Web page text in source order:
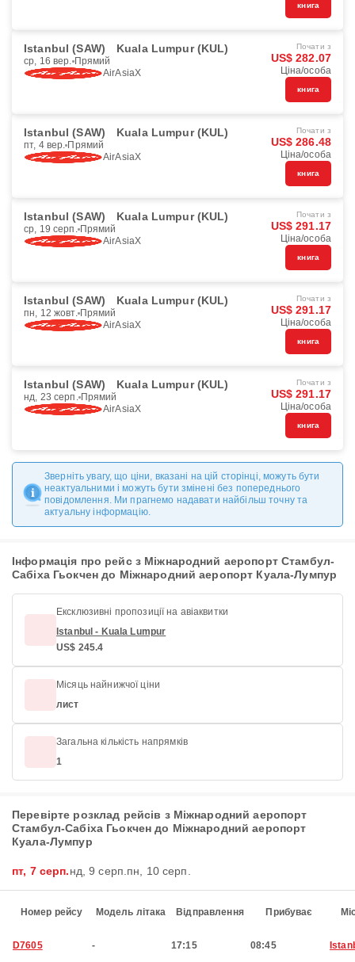
книга
Istanbul (SAW) Kuala Lumpur (KUL)
ср, 16 вер. Прямий
AirAsiaX
Почати з
US$ 282.07
Ціна/особа
книга
Istanbul (SAW) Kuala Lumpur (KUL)
пт, 4 вер. Прямий
AirAsiaX
Почати з
US$ 286.48
Ціна/особа
книга
Istanbul (SAW) Kuala Lumpur (KUL)
ср, 19 серп. Прямий
AirAsiaX
Почати з
US$ 291.17
Ціна/особа
книга
Istanbul (SAW) Kuala Lumpur (KUL)
пн, 12 жовт. Прямий
AirAsiaX
Почати з
US$ 291.17
Ціна/особа
книга
Istanbul (SAW) Kuala Lumpur (KUL)
нд, 23 серп. Прямий
AirAsiaX
Почати з
US$ 291.17
Ціна/особа
книга
Зверніть увагу, що ціни, вказані на цій сторінці, можуть бути
неактуальними і можуть бути змінені без попереднього
повідомлення. Ми прагнемо надавати найбільш точну та
актуальну інформацію.
Інформація про рейс з Міжнародний аеропорт Стамбул-
Сабіха Гьокчен до Міжнародний аеропорт Куала-Лумпур
Ексклюзивні пропозиції на авіаквитки
Istanbul - Kuala Lumpur
US$ 245.4
Місяць найнижчої ціни
лист
Загальна кількість напрямків
1
Перевірте розклад рейсів з Міжнародний аеропорт
Стамбул-Сабіха Гьокчен до Міжнародний аеропорт
Куала-Лумпур
пт, 7 серп.нд, 9 серп. пн, 10 серп.
Номер рейсу Модель літака Відправлення Прибуває
D7605 - 17:15 08:45